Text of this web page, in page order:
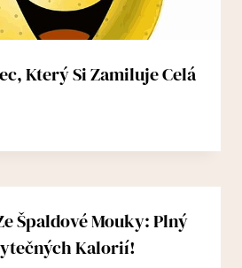
Který Si Zamiluje Celá
Špaldové Mouky: Plný
Kalorií!